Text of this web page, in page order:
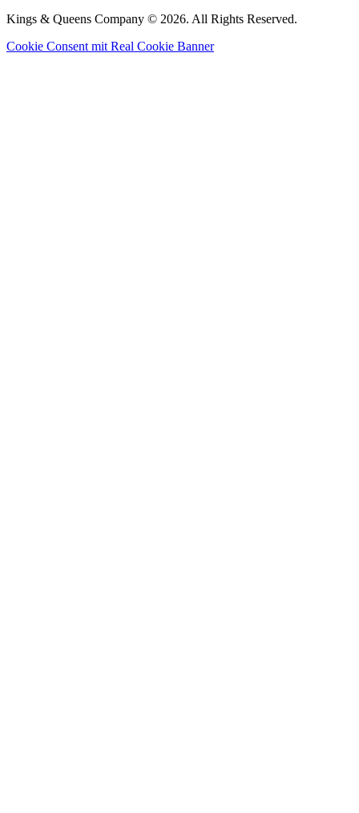
Kings & Queens Company © 2026. All Rights Reserved.
Cookie Consent mit Real Cookie Banner